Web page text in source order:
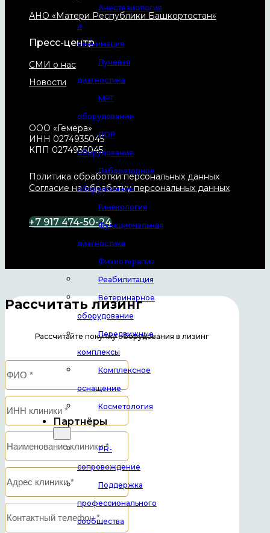
Анестезиология
и
реанимация
Лучевая
диагностика
МРТ
оборудование
ЛОР
оборудование
Лабораторное
оборудование
Гинекология
Функциональная
диагностика
Физиотерапия
Реабилитация
Ветеринарное
оборудование
Передвижные
комплексы
Комплексное
оснащение
Косметология
Партнёры
PR-
сопровождение
Поддержка
профессионального
сообщества
АНО «Матери Республики Башкортостан»
Пресс-центр
СМИ о нас
Новости
ООО «Гемера»
ИНН 0274935045
КПП 0274935045
Политика обработки персональных данных
Согласие на обработку персональных данных
+7 917 474-50-24
Рассчитать лизинг
Рассчитайте покупку оборудования в лизинг